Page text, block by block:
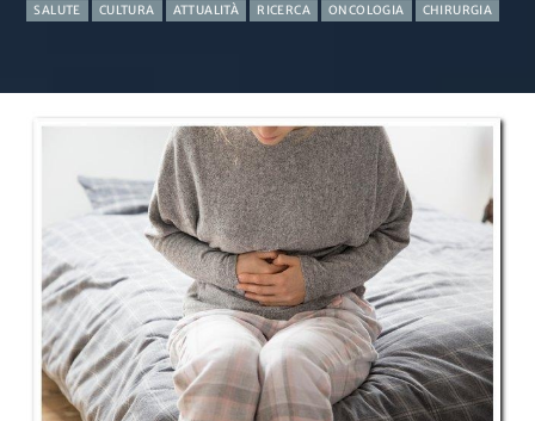
SALUTE CULTURA ATTUALITÀ RICERCA ONCOLOGIA CHIRURGIA